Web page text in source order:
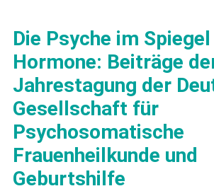
Die Psyche im
Hormone: Beiträge
Jahrestagung der
Gesellschaft für
Psychosomatische
Frauenheilkunde und
Geburtshilfe